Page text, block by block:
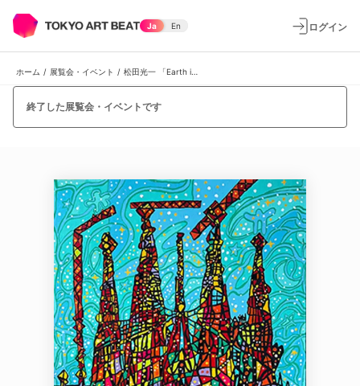
Ja En ログイン
ホーム / 展覧会・イベント /
終了した展覧会・イベントです